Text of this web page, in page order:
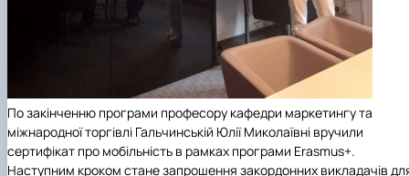
По закінченню програми професору кафедри маркетингу та
міжнародної торгівлі Гальчинській Юлії Миколаївні вручили
сертифікат про мобільність в рамках програми Erasmus+.
Наступним кроком стане запрошення закордонних викладачів